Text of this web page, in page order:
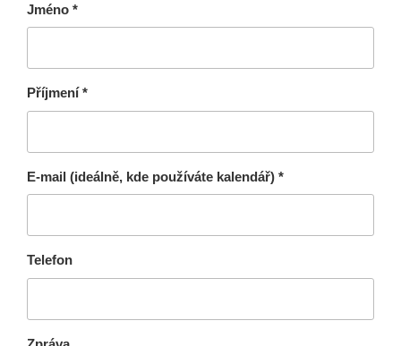
Jméno *
Příjmení *
E-mail (ideálně, kde používáte kalendář) *
Telefon